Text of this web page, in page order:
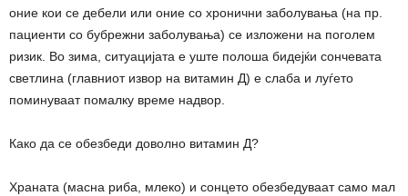
оние кои се дебели или оние со хронични заболувања (на пр.
пациенти со бубрежни заболувања) се изложени на поголем
ризик. Во зима, ситуацијата е уште полоша бидејќи сончевата
светлина (главниот извор на витамин Д) е слаба и луѓето
поминуваат помалку време надвор.
Како да се обезбеди доволно витамин Д?
Храната (масна риба, млеко) и сонцето обезбедуваат само мал